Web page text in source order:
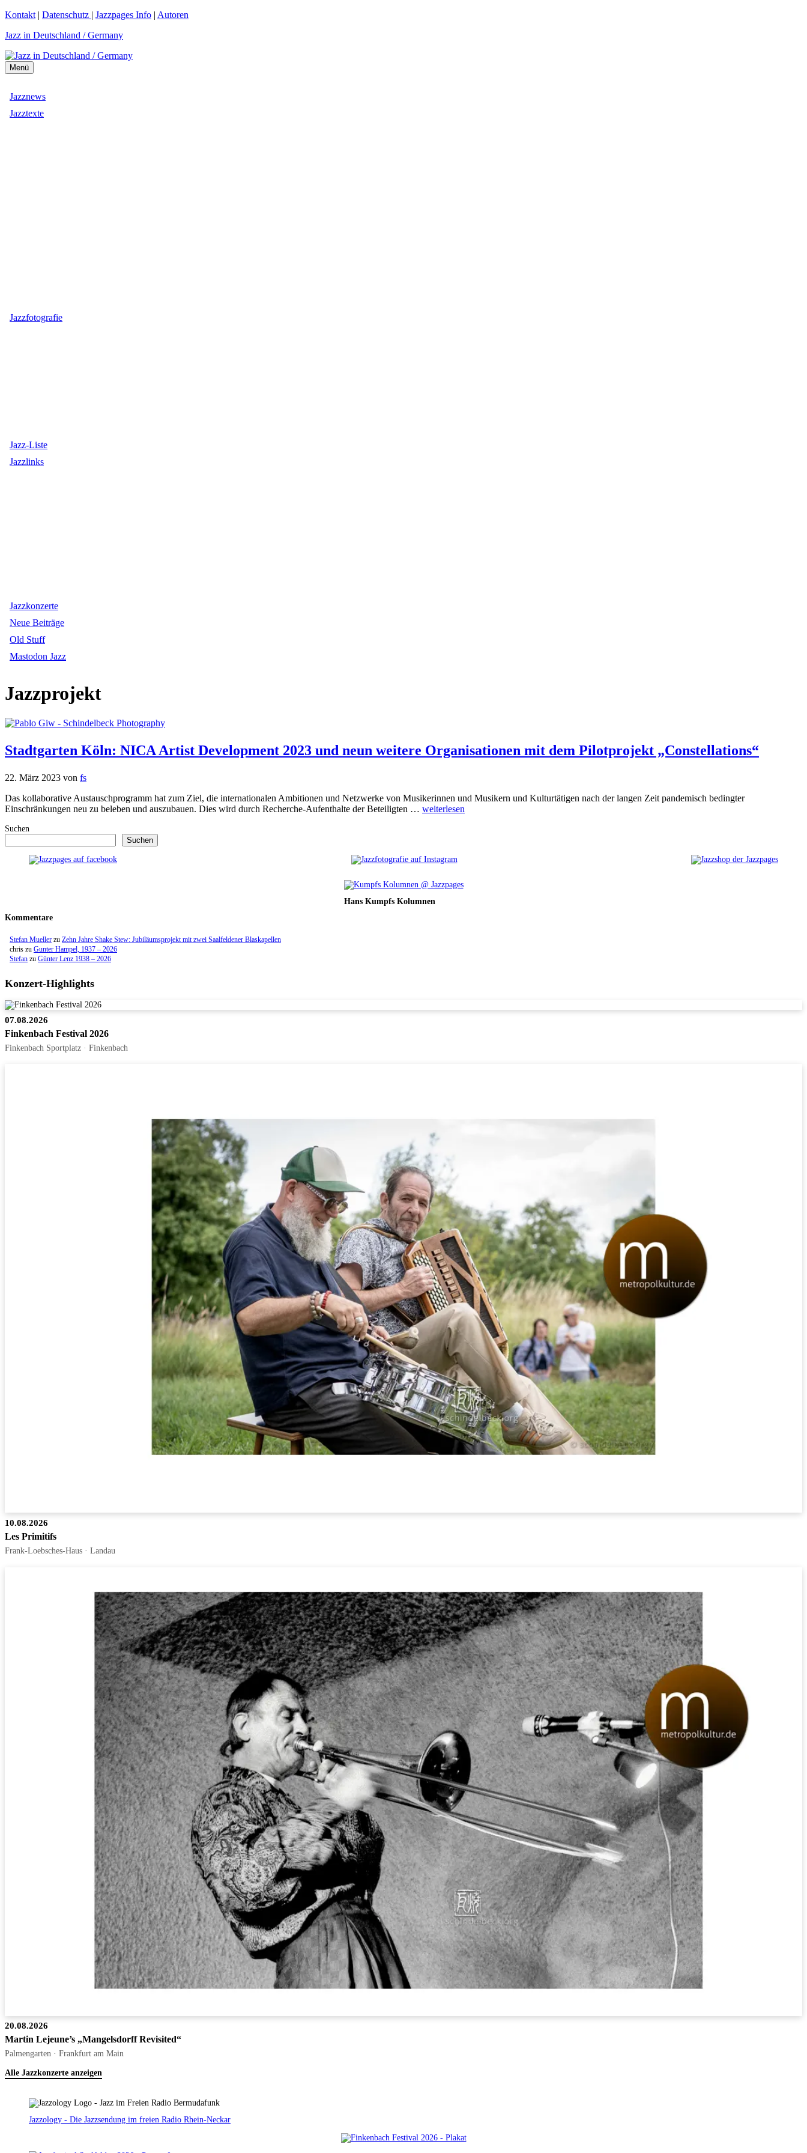
Zum
springen
Kontakt | Datenschutz | Jazzpages Info | Autoren
Jazz in Deutschland / Germany
Menü
Jazznews
Jazztexte
Jazzfotografie
Jazz-Liste
Jazzlinks
Jazzkonzerte
Neue Beiträge
Old Stuff
Mastodon Jazz
Jazzprojekt
Stadtgarten Köln: NICA Artist Development 2023 und neun weitere Organisationen mit dem Pilotprojekt „Constellations“
22. März 2023 von fs
Das kollaborative Austauschprogramm hat zum Ziel, die internationalen Ambitionen und Netzwerke von Musikerinnen und Musikern und Kulturtätigen nach der langen Zeit pandemisch bedingter
Einschränkungen neu zu beleben und auszubauen. Dies wird durch Recherche-Aufenthalte der Beteiligten … weiterlesen
Suchen
Suchen
Hans Kumpfs Kolumnen
Kommentare
Stefan Mueller zu Zehn Jahre Shake Stew: Jubiläumsprojekt mit zwei Saalfeldener Blaskapellen
chris zu Gunter Hampel, 1937 – 2026
Stefan zu Günter Lenz 1938 – 2026
Konzert-Highlights
07.08.2026
Finkenbach Festival 2026
Finkenbach Sportplatz · Finkenbach
10.08.2026
Les Primitifs
Frank-Loebsches-Haus · Landau
20.08.2026
Martin Lejeune’s „Mangelsdorff Revisited“
Palmengarten · Frankfurt am Main
Alle Jazzkonzerte anzeigen
Jazzology - Die Jazzsendung im freien Radio Rhein-Neckar